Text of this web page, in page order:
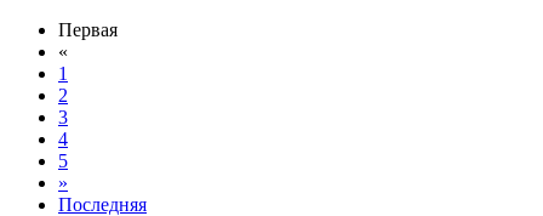
Первая
«
1
2
3
4
5
»
Последняя